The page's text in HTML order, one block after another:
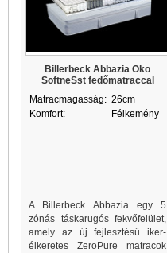
Billerbeck Abbazia Öko
SoftneSst fedőmatraccal
Matracmagasság: 26cm
Komfort:
Félkemény
A Billerbeck Abbazia egy 5
zónás táskarugós fekvőfelület,
amely az új fejlesztésű iker-
élkeretes ZeroPure matracok